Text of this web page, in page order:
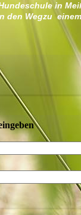
in
den Wegzu